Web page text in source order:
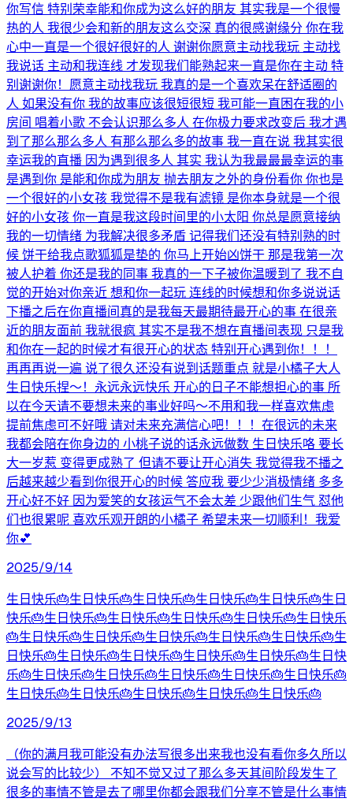
你写信 特别荣幸能和你成为这么好的朋友 其实我是一个很慢
热的人 我很少会和新的朋友这么交深 真的很感谢缘分 你在我
心中一直是一个很好很好的人 谢谢你愿意主动找我玩 主动找
我说话 主动和我连线 才发现我们能熟起来一直是你在主动 特
别谢谢你！愿意主动找我玩 我真的是一个喜欢呆在舒适圈的
人 如果没有你 我的故事应该很短很短 我可能一直困在我的小
房间 唱着小歌 不会认识那么多人 在你极力要求改变后 我才遇
到了那么那么多人 有那么那么多的故事 我一直在说 我其实很
幸运我的直播 因为遇到很多人 其实 我认为我最最最幸运的事
是遇到你 是能和你成为朋友 抛去朋友之外的身份看你 你也是
一个很好的小女孩 我觉得不是我有滤镜 是你本身就是一个很
好的小女孩 你一直是我这段时间里的小太阳 你总是愿意接纳
我的一切情绪 为我解决很多矛盾 记得我们还没有特别熟的时
候 饼干给我点歌狐狐是垫的 你马上开始凶饼干 那是我第一次
被人护着 你还是我的同事 我真的一下子被你温暖到了 我不自
觉的开始对你亲近 想和你一起玩 连线的时候想和你多说说话
下播之后在你直播间真的是我每天最期待最开心的事 在很亲
近的朋友面前 我就很疯 其实不是我不想在直播间表现 只是我
和你在一起的时候才有很开心的状态 特别开心遇到你！！！
再再再说一遍 说了很久还没有说到话题重点 就是小橘子大人
生日快乐捏～！永远永远快乐 开心的日子不能想担心的事 所
以在今天请不要想未来的事业好吗～不用和我一样喜欢焦虑
提前焦虑可不好哦 请对未来充满信心吧！！！在很远的未来
我都会陪在你身边的 小桃子说的话永远做数 生日快乐咯 要长
大一岁惹 变得更成熟了 但请不要让开心消失 我觉得我不播之
后越来越少看到你很开心的时候 答应我 要少少消极情绪 多多
开心好不好 因为爱笑的女孩运气不会太差 少跟他们生气 怼他
们也很累呢 喜欢乐观开朗的小橘子 希望未来一切顺利！我爱
你💕
2025/9/14
生日快乐🎂生日快乐🎂生日快乐🎂生日快乐🎂生日快乐🎂生日
快乐🎂生日快乐🎂生日快乐🎂生日快乐🎂生日快乐🎂生日快乐
🎂生日快乐🎂生日快乐🎂生日快乐🎂生日快乐🎂生日快乐🎂生
日快乐🎂生日快乐🎂生日快乐🎂生日快乐🎂生日快乐🎂生日快
乐🎂生日快乐🎂生日快乐🎂生日快乐🎂生日快乐🎂生日快乐🎂
生日快乐🎂生日快乐🎂生日快乐🎂生日快乐🎂生日快乐🎂
2025/9/13
（你的满月我可能没有办法写很多出来我也没有看你多久所以
说会写的比较少） 不知不觉又过了那么多天其间阶段发生了
很多的事情不管是去了哪里你都会跟我们分享不管是什么事情